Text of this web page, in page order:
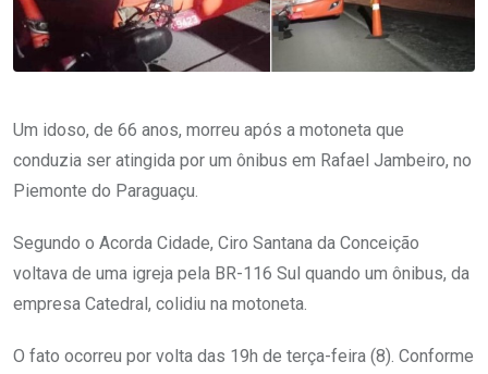
Um idoso, de 66 anos, morreu após a motoneta que
conduzia ser atingida por um ônibus em Rafael Jambeiro, no
Piemonte do Paraguaçu.
Segundo o Acorda Cidade, Ciro Santana da Conceição
voltava de uma igreja pela BR-116 Sul quando um ônibus, da
empresa Catedral, colidiu na motoneta.
O fato ocorreu por volta das 19h de terça-feira (8). Conforme